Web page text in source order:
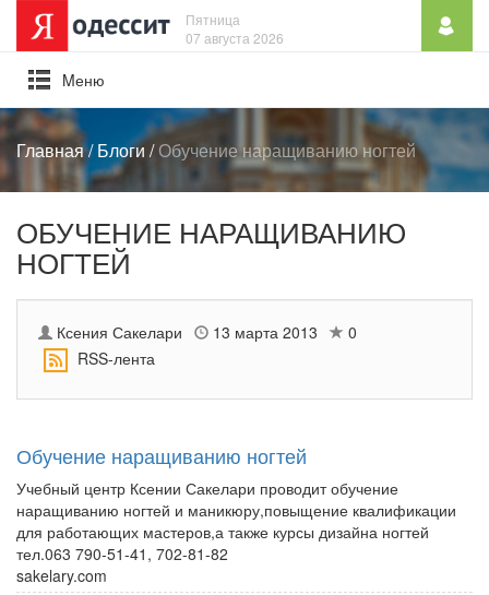
Пятница
07 августа 2026
Mеню
Главная/Блоги/Обучение наращиванию ногтей
ОБУЧЕНИЕ НАРАЩИВАНИЮ
НОГТЕЙ
Ксения Сакелари 13 марта 2013
0
RSS-лента
Обучение наращиванию ногтей
Учебный центр Ксении Сакелари проводит обучение
наращиванию ногтей и маникюру,повыщение квалификации
для работающих мастеров,а также курсы дизайна ногтей
тел.063 790-51-41, 702-81-82
sakelary.com